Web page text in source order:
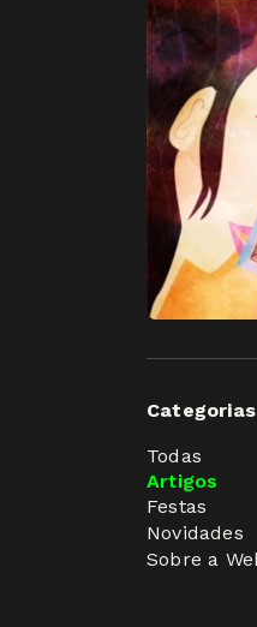
Categorias
Todas
Artigos
Festas
Novidades
Sobre a